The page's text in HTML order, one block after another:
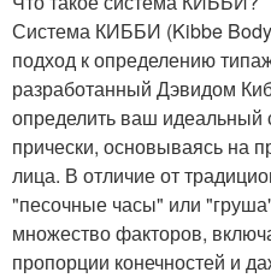
Система КИББИ (Kibbe
подход к определению
разработанный Дэвидом
определить ваш
прически, основываясь на
лица. В отличие от
"песочные часы" или
множество факторов,
пропорции конечностей и